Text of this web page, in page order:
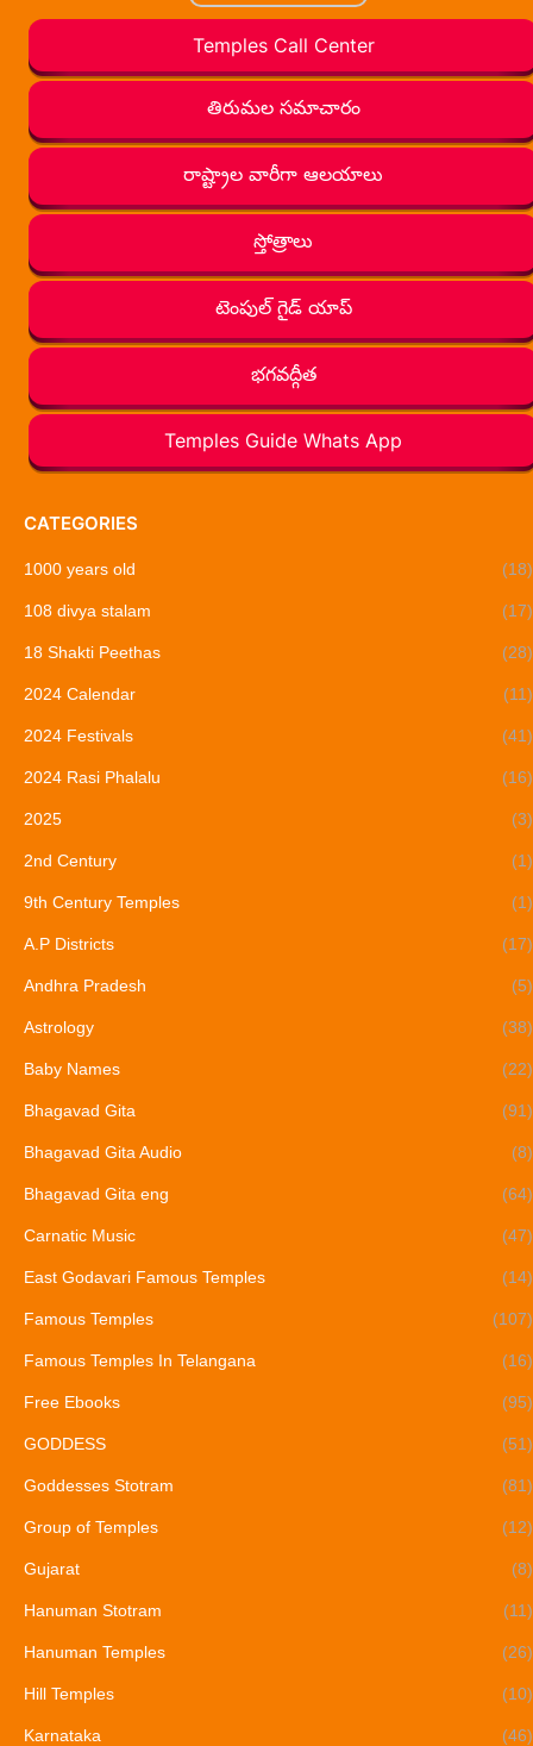
Temples Call Center
తిరుమల సమాచారం
రాష్ట్రాల వారీగా ఆలయాలు
స్తోత్రాలు
టెంపుల్ గైడ్ యాప్
భగవద్గీత
Temples Guide Whats App
CATEGORIES
1000 years old (18)
108 divya stalam (17)
18 Shakti Peethas (28)
2024 Calendar (11)
2024 Festivals (41)
2024 Rasi Phalalu (16)
2025 (3)
2nd Century (1)
9th Century Temples (1)
A.P Districts (17)
Andhra Pradesh (5)
Astrology (38)
Baby Names (22)
Bhagavad Gita (91)
Bhagavad Gita Audio (8)
Bhagavad Gita eng (64)
Carnatic Music (47)
East Godavari Famous Temples (14)
Famous Temples (107)
Famous Temples In Telangana (16)
Free Ebooks (95)
GODDESS (51)
Goddesses Stotram (81)
Group of Temples (12)
Gujarat (8)
Hanuman Stotram (11)
Hanuman Temples (26)
Hill Temples (10)
Karnataka (46)